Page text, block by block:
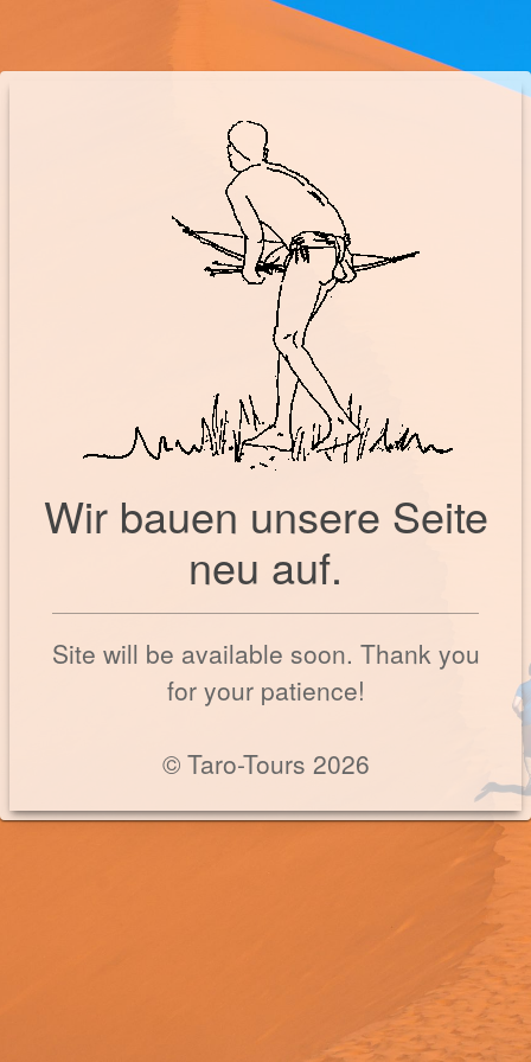
Wir bauen unsere Seite
neu auf.
Site will be available soon. Thank you
for your patience!
© Taro-Tours 2026